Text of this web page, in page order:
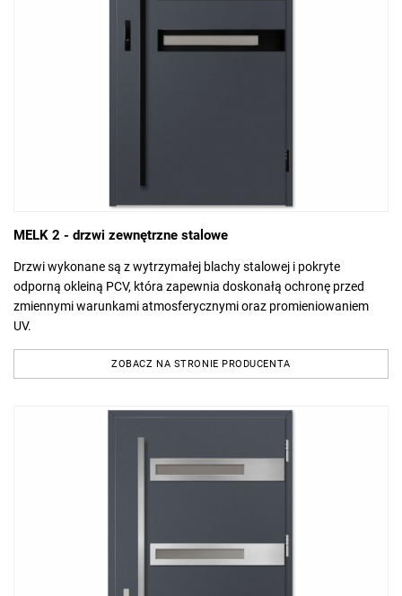
MELK 2 - drzwi zewnętrzne stalowe
Drzwi wykonane są z wytrzymałej blachy stalowej i pokryte
odporną okleiną PCV, która zapewnia doskonałą ochronę przed
zmiennymi warunkami atmosferycznymi oraz promieniowaniem
UV.
ZOBACZ NA STRONIE PRODUCENTA